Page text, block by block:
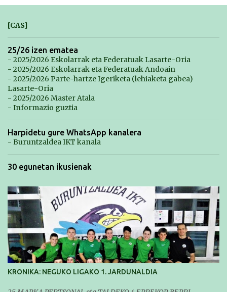
[CAS]
25/26 izen ematea
- 2025/2026 Eskolarrak eta Federatuak Lasarte-Oria
- 2025/2026 Eskolarrak eta Federatuak Andoain
- 2025/2026 Parte-hartze Igeriketa (lehiaketa gabea)
Lasarte-Oria
- 2025/2026 Master Atala
- Informazio guztia
Harpidetu gure WhatsApp kanalera
- Buruntzaldea IKT kanala
30 egunetan ikusienak
KRONIKA: NEGUKO LIGAKO 1. JARDUNALDIA